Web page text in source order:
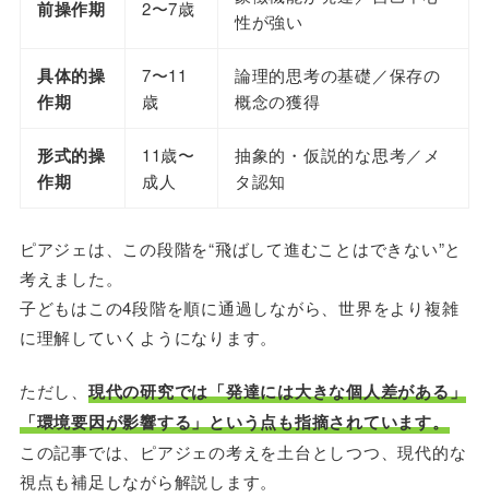
前操作期 2〜7歳
性が強い
具体的操
作期
7〜11
歳
論理的思考の基礎／保存の
概念の獲得
形式的操
作期
11歳〜
成人
抽象的・仮説的な思考／メ
タ認知
ピアジェは、この段階を“飛ばして進むことはできない”と
考えました。
子どもはこの4段階を順に通過しながら、世界をより複雑
に理解していくようになります。
ただし、 現代の研究では「発達には大きな個人差がある」
「環境要因が影響する」という点も指摘されています。
この記事では、ピアジェの考えを土台としつつ、現代的な
視点も補足しながら解説します。